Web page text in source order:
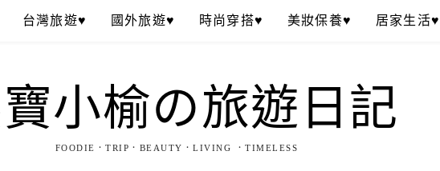
台灣旅遊♥ 國外旅遊♥ 時尚穿搭♥ 美妝保養♥ 居家生活♥
小榆の旅遊日記
FOODIE．TRIP．BEAUTY．LIVING ．TIMELESS